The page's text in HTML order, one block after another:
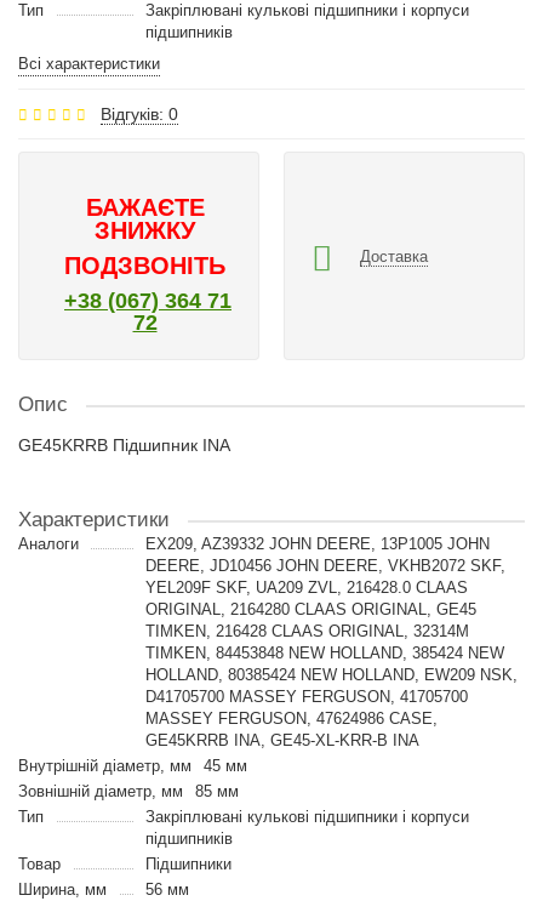
Тип
Закріплювані кулькові підшипники і корпуси
підшипників
Всі характеристики
Відгуків: 0
БАЖАЄТЕ
ЗНИЖКУ
ПОДЗВОНІТЬ
+38 (067) 364 71
72
Доставка
Опис
GE45KRRB Підшипник INA
Характеристики
Аналоги
EX209, AZ39332 JOHN DEERE, 13P1005 JOHN
DEERE, JD10456 JOHN DEERE, VKHB2072 SKF,
YEL209F SKF, UA209 ZVL, 216428.0 CLAAS
ORIGINAL, 2164280 CLAAS ORIGINAL, GE45
TIMKEN, 216428 CLAAS ORIGINAL, 32314M
TIMKEN, 84453848 NEW HOLLAND, 385424 NEW
HOLLAND, 80385424 NEW HOLLAND, EW209 NSK,
D41705700 MASSEY FERGUSON, 41705700
MASSEY FERGUSON, 47624986 CASE,
GE45KRRB INA, GE45-XL-KRR-B INA
Внутрішній діаметр, мм
45 мм
Зовнішній діаметр, мм
85 мм
Тип
Закріплювані кулькові підшипники і корпуси
підшипників
Товар
Підшипники
Ширина, мм
56 мм